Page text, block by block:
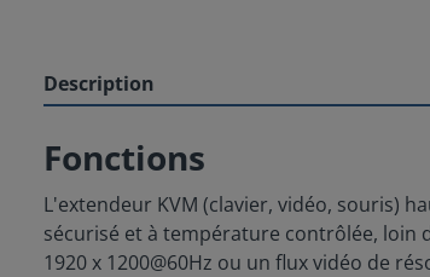
Description
Fonctions
L'extendeur KVM (clavier, vidéo, souris)
sécurisé et à température contrôlée, loin
1920 x 1200@60Hz ou un flux vidéo de